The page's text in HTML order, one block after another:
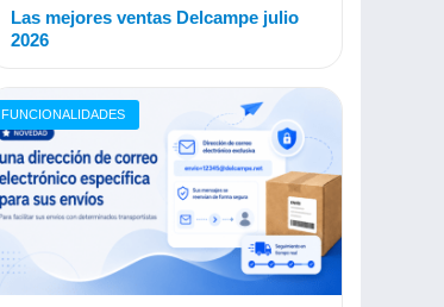
Las mejores ventas Delcampe julio
2026
FUNCIONALIDADES